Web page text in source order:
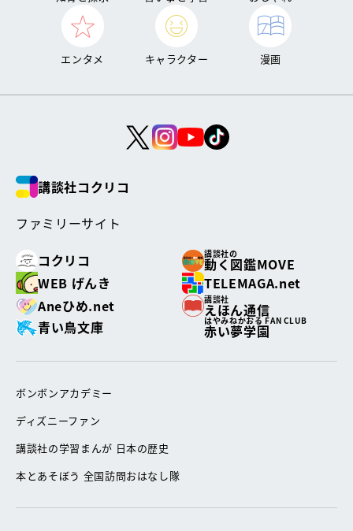
エンタメ キャラクター 漫画
講談社コクリコ
ファミリーサイト
コクリコ
講談社の
動く図鑑MOVE
WEB げんき
TELEMAGA.net
Aneひめ.net
講談社
えほん通信
青い鳥文庫
はやみねかおる FAN CLUB
赤い夢学園
ボンボンアカデミー
ディズニーファン
講談社の学習まんが 日本の歴史
本とあそぼう 全国訪問おはなし隊